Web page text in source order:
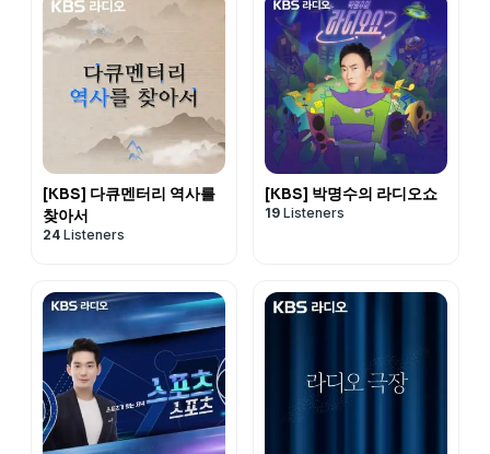
[KBS] 다큐멘터리 역사를
찾아서
24 Listeners
[KBS] 박명수의 라디오쇼
19 Listeners